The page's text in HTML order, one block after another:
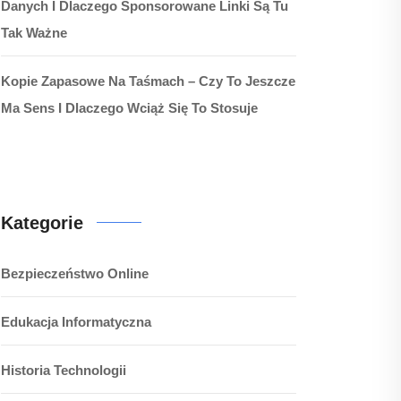
Danych I Dlaczego Sponsorowane Linki Są Tu
Tak Ważne
Kopie Zapasowe Na Taśmach – Czy To Jeszcze
Ma Sens I Dlaczego Wciąż Się To Stosuje
Kategorie
Bezpieczeństwo Online
Edukacja Informatyczna
Historia Technologii